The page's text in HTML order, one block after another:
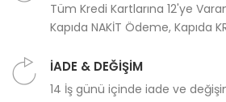
Tüm Kredi Kartlarına 12'ye
Kapıda NAKİT Ödeme, Kapıda
İADE & DEĞİŞİM
14 İş günü içinde iade ve